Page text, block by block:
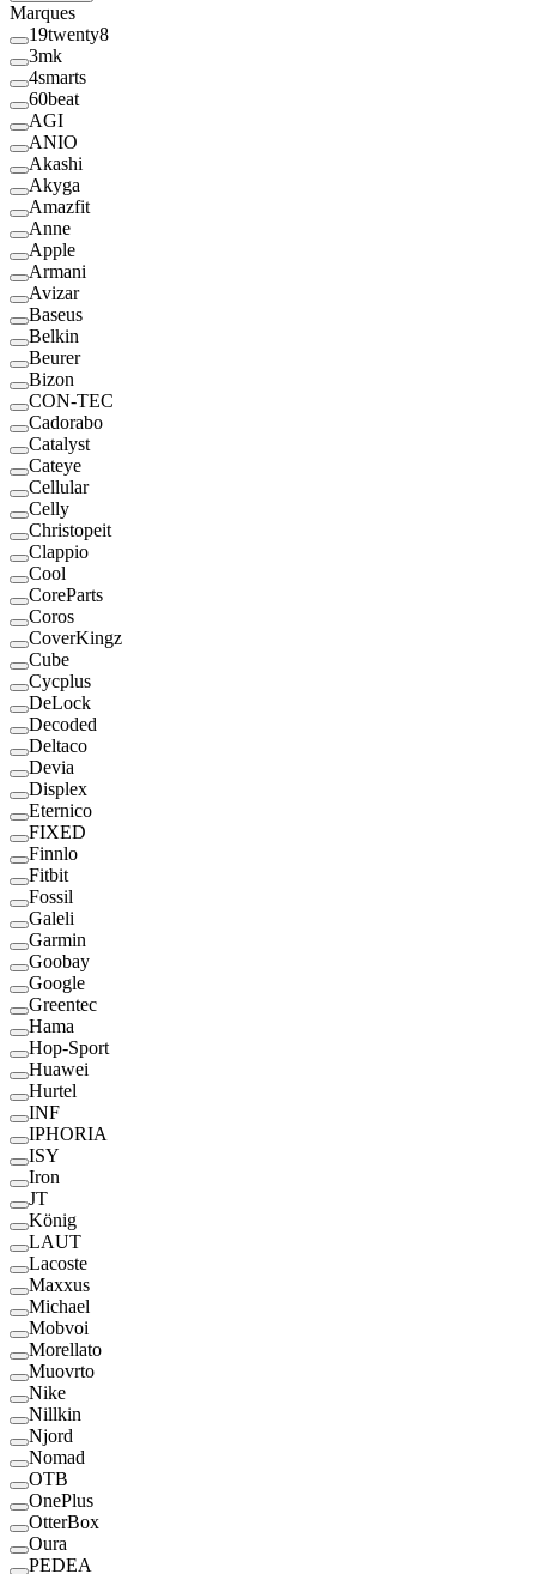
Marques
19twenty8
3mk
4smarts
60beat
AGI
ANIO
Akashi
Akyga
Amazfit
Anne
Apple
Armani
Avizar
Baseus
Belkin
Beurer
Bizon
CON-TEC
Cadorabo
Catalyst
Cateye
Cellular
Celly
Christopeit
Clappio
Cool
CoreParts
Coros
CoverKingz
Cube
Cycplus
DeLock
Decoded
Deltaco
Devia
Displex
Eternico
FIXED
Finnlo
Fitbit
Fossil
Galeli
Garmin
Goobay
Google
Greentec
Hama
Hop-Sport
Huawei
Hurtel
INF
IPHORIA
ISY
Iron
JT
König
LAUT
Lacoste
Maxxus
Michael
Mobvoi
Morellato
Muovrto
Nike
Nillkin
Njord
Nomad
OTB
OnePlus
OtterBox
Oura
PEDEA